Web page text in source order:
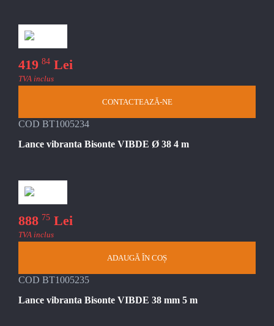
419 84 Lei
TVA inclus
CONTACTEAZĂ-NE
COD BT1005234
Lance vibranta Bisonte VIBDE Ø 38 4 m
888 75 Lei
TVA inclus
ADAUGĂ ÎN COȘ
COD BT1005235
Lance vibranta Bisonte VIBDE 38 mm 5 m